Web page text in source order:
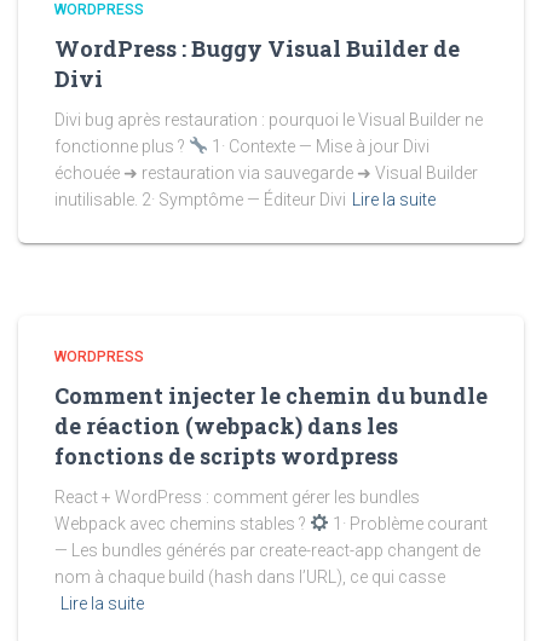
WORDPRESS
WordPress : Buggy Visual Builder de
Divi
Divi bug après restauration : pourquoi le Visual Builder ne
fonctionne plus ?
1· Contexte — Mise à jour Divi
échouée ➜ restauration via sauvegarde ➜ Visual Builder
inutilisable. 2· Symptôme — Éditeur Divi
Lire la suite
WORDPRESS
Comment injecter le chemin du bundle
de réaction (webpack) dans les
fonctions de scripts wordpress
React + WordPress : comment gérer les bundles
Webpack avec chemins stables ?
1· Problème courant
— Les bundles générés par create-react-app changent de
nom à chaque build (hash dans l’URL), ce qui casse
Lire la suite